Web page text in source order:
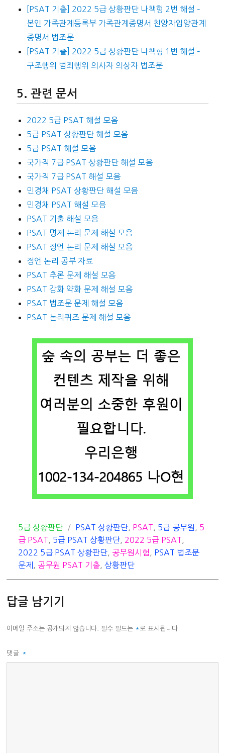
[PSAT 기출] 2022 5급 상황판단 나책형 2번 해설 –
본인 가족관계등록부 가족관계증명서 친양자입양관계
증명서 법조문
[PSAT 기출] 2022 5급 상황판단 나책형 1번 해설 –
구조행위 범죄행위 의사자 의상자 법조문
관련 문서
2022 5급 PSAT 해설 모음
5급 PSAT 상황판단 해설 모음
5급 PSAT 해설 모음
국가직 7급 PSAT 상황판단 해설 모음
국가직 7급 PSAT 해설 모음
민경채 PSAT 상황판단 해설 모음
민경채 PSAT 해설 모음
PSAT 기출 해설 모음
PSAT 명제 논리 문제 해설 모음
PSAT 정언 논리 문제 해설 모음
정언 논리 공부 자료
PSAT 추론 문제 해설 모음
PSAT 강화 약화 문제 해설 모음
PSAT 법조문 문제 해설 모음
PSAT 논리퀴즈 문제 해설 모음
카
테
고
리
5급 상황판단
태
그
PSAT 상황판단, PSAT 5급 공무원
5
급 PSAT
5급 PSAT 상황판단 2022 5급 PSAT
2022 5급 PSAT 상황판단
공무원시험
PSAT 법조문
문제
공무원 PSAT 기출 ,상황판단
답글 남기기
이메일 주소는 공개되지 않습니다. 필수 필드는 * 로 표시됩니다
댓글 *